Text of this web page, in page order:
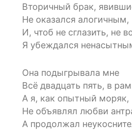
Вторичный брак,
Не оказался алогичным,
И, чтоб не сглазить, не
Я убеждался
Она подыгрывала мне
Всё двадцать пять, в
А я, как опытный моряк,
Не объявлял любви
А продолжал